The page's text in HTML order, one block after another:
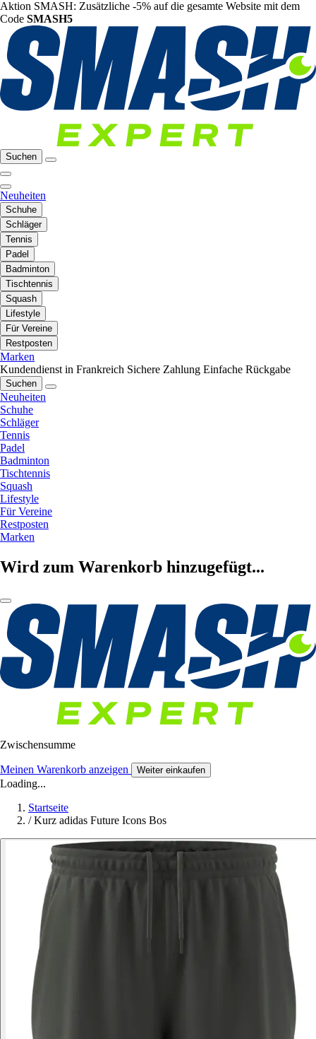
Aktion SMASH: Zusätzliche -5% auf die gesamte Website mit dem
Code SMASH5
Suchen
Neuheiten
Schuhe
Schläger
Tennis
Padel
Badminton
Tischtennis
Squash
Lifestyle
Für Vereine
Restposten
Marken
Kundendienst in Frankreich Sichere Zahlung Einfache Rückgabe
Suchen
Neuheiten
Schuhe
Schläger
Tennis
Padel
Badminton
Tischtennis
Squash
Lifestyle
Für Vereine
Restposten
Marken
Wird zum Warenkorb hinzugefügt...
Zwischensumme
Meinen Warenkorb anzeigen Weiter einkaufen
Loading...
Startseite
/ Kurz adidas Future Icons Bos